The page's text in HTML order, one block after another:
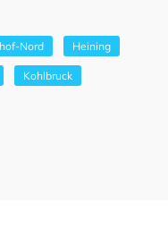
Nord Heining
Kohlbruck